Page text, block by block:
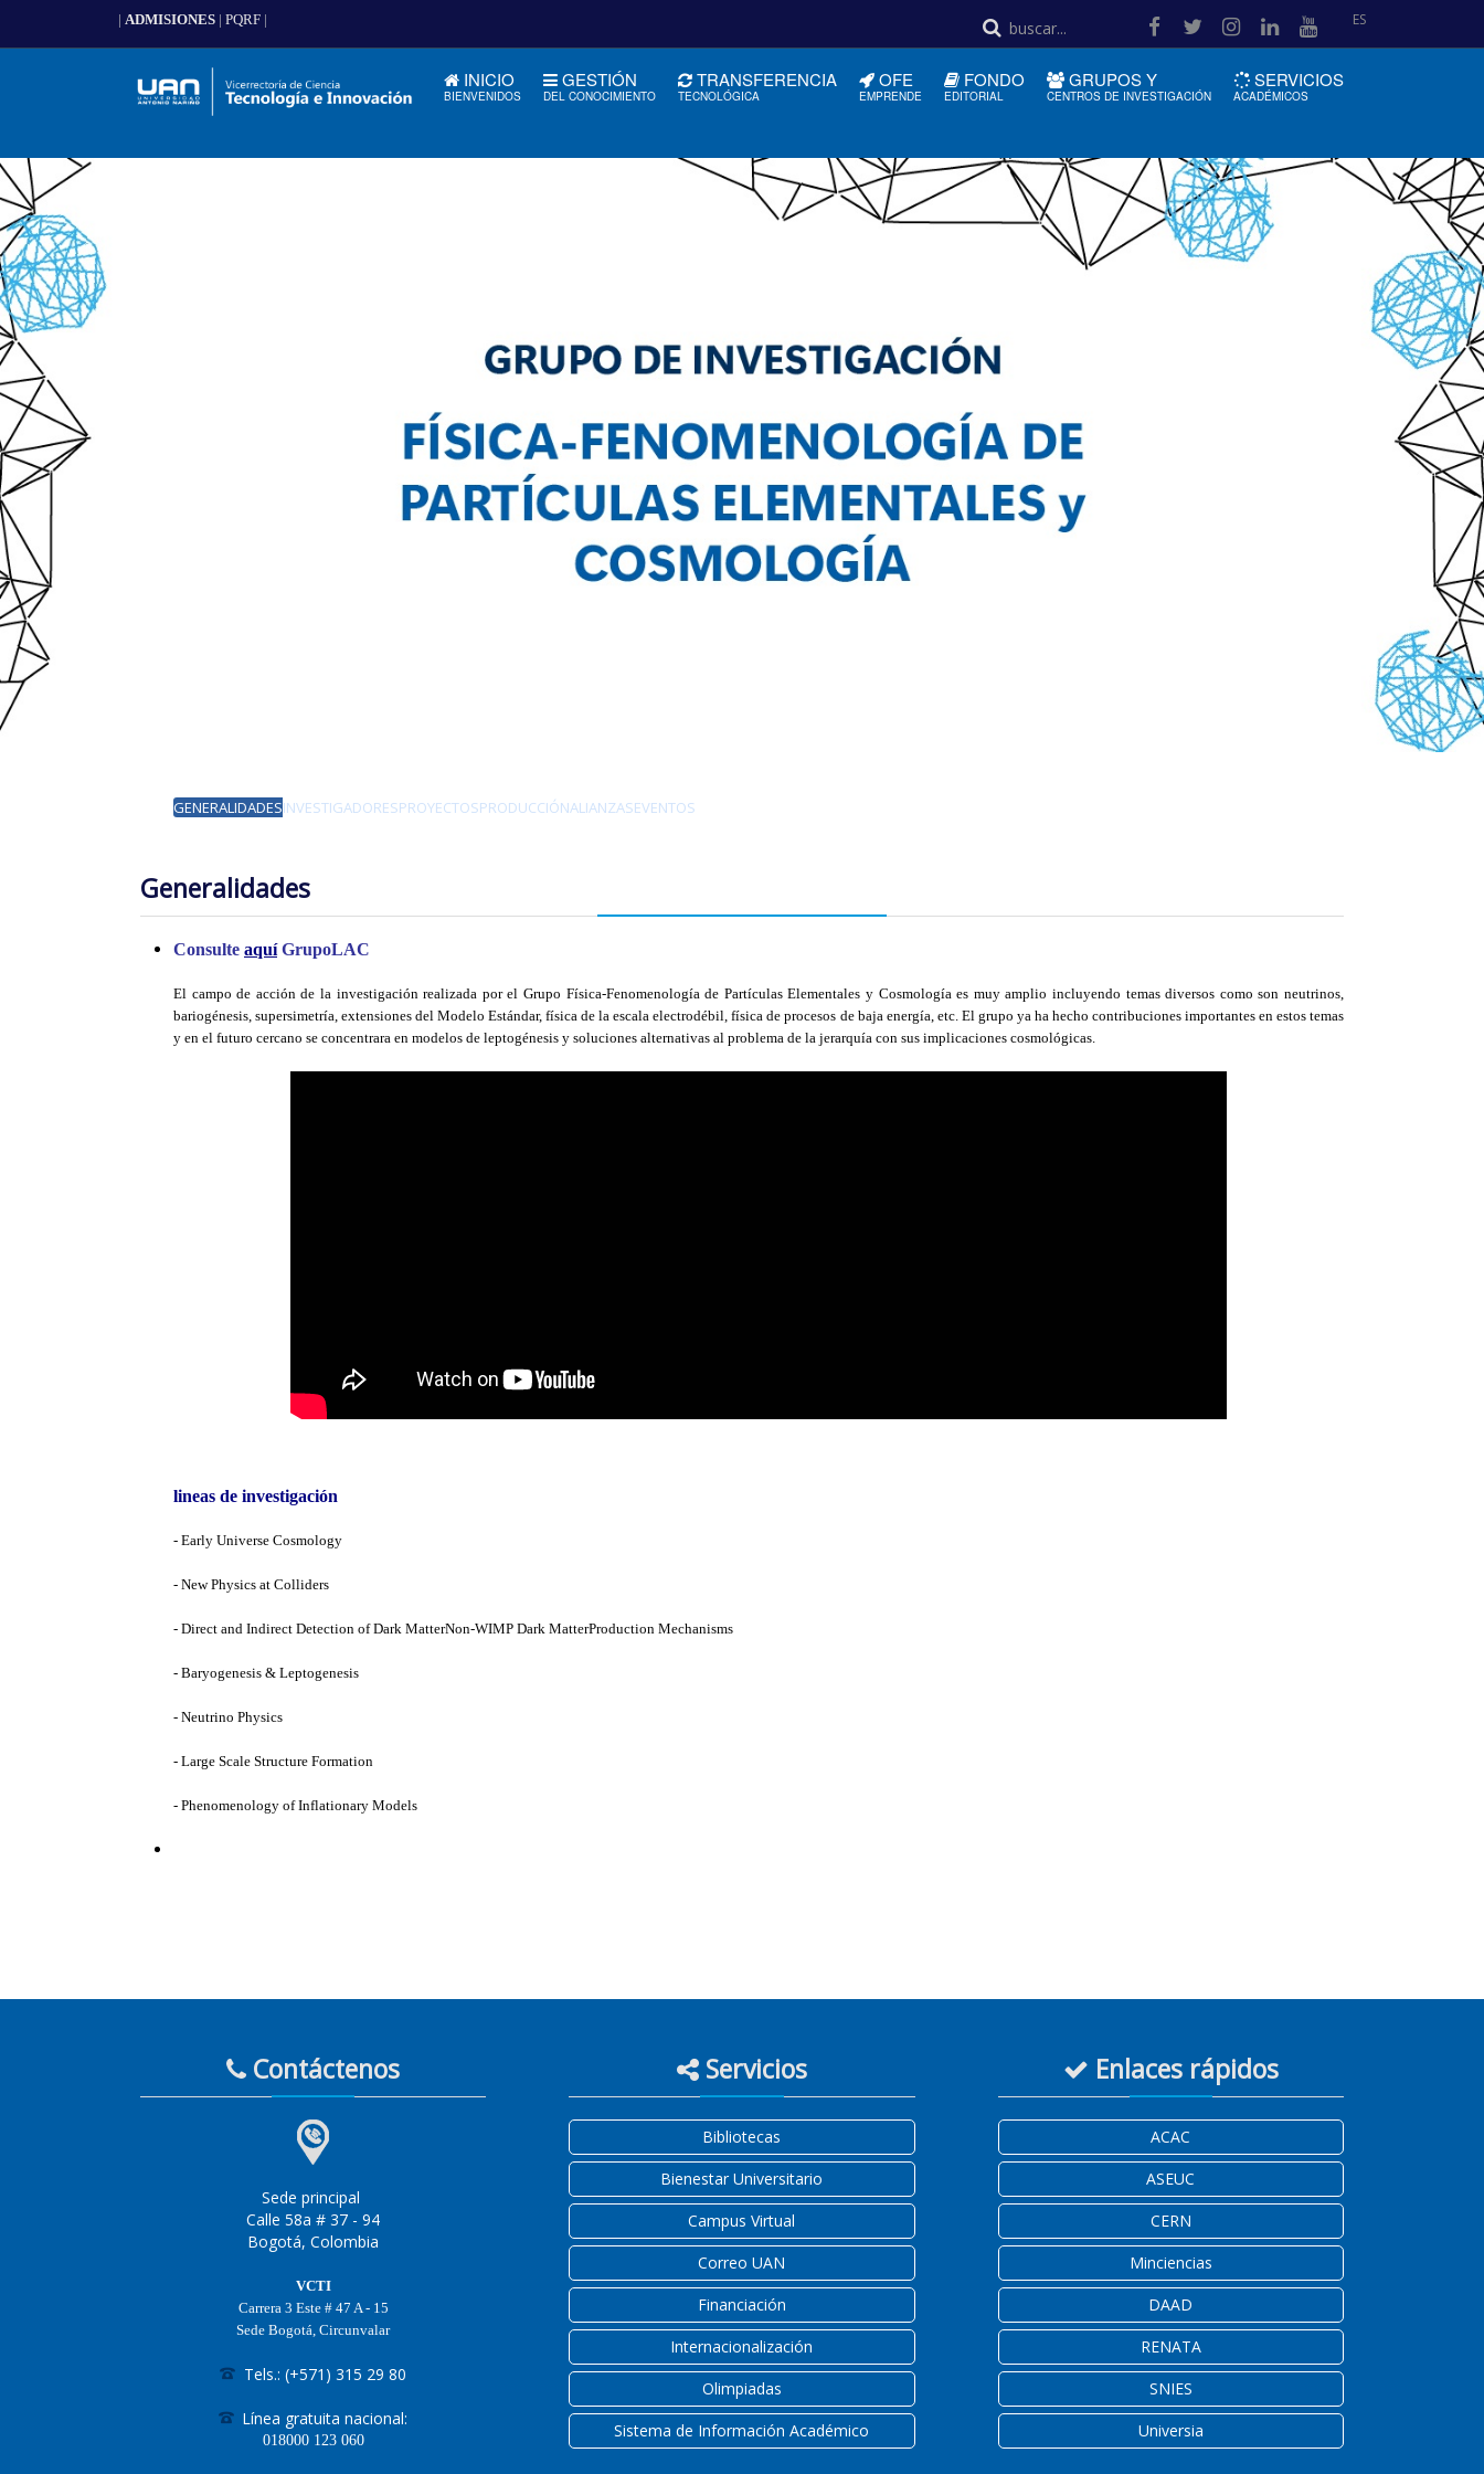
| ADMISIONES | PQRF | ES
INICIO
BIENVENIDOS
GESTIÓN
DEL CONOCIMIENTO
TRANSFERENCIA
TECNOLÓGICA
OFE
EMPRENDE
FONDO
EDITORIAL
GRUPOS Y
CENTROS DE INVESTIGACIÓN
SERVICIOS
ACADÉMICOS
GENERALIDADESINVESTIGADORESPROYECTOSPRODUCCIÓNALIANZASEVENTOS
Generalidades
Consulte aquíGrupoLAC
El campo de acción de la investigación realizada por el Grupo Física-Fenomenología de Partículas Elementales y Cosmología es muy amplio incluyendo temas diversos como son neutrinos,
bariogénesis, supersimetría, extensiones del Modelo Estándar, física de la escala electrodébil, física de procesos de baja energía, etc. El grupo ya ha hecho contribuciones importantes en estos temas
y en el futuro cercano se concentrara en modelos de leptogénesis y soluciones alternativas al problema de la jerarquía con sus implicaciones cosmológicas.
lineas de investigación
- Early Universe Cosmology
- New Physics at Colliders
- Direct and Indirect Detection of Dark MatterNon-WIMP Dark MatterProduction Mechanisms
- Baryogenesis & Leptogenesis
- Neutrino Physics
- Large Scale Structure Formation
- Phenomenology of Inflationary Models
Contáctenos
Sede principal
Calle 58a # 37 - 94
Bogotá, Colombia
VCTI
Carrera 3 Este # 47 A - 15
Sede Bogotá, Circunvalar
Tels.: (+571) 315 29 80
Línea gratuita nacional:
018000 123 060
Servicios
Bibliotecas
Bienestar Universitario
Campus Virtual
Correo UAN
Financiación
Internacionalización
Olimpiadas
Sistema de Información Académico
Enlaces rápidos
ACAC
ASEUC
CERN
Minciencias
DAAD
RENATA
SNIES
Universia